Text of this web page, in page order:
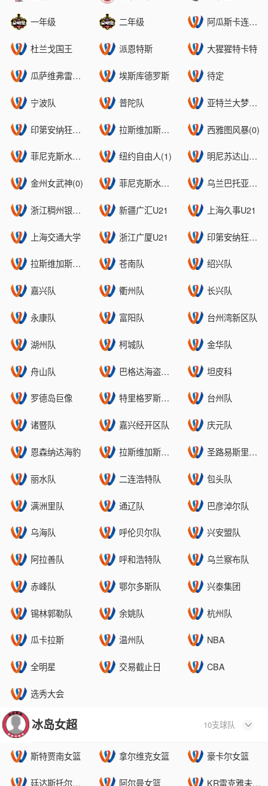
一年级 二年级 阿瓜斯卡连特斯公鸡
杜兰戈国王 派恩特斯 大猩猩特卡特
瓜萨维弗雷勒斯 埃斯库德罗斯 待定
宁波队 普陀队 亚特兰大梦想(1)
印第安纳狂热(0) 拉斯维加斯王牌(1) 西雅图风暴(0)
菲尼克斯水星(0) 纽约自由人(1) 明尼苏达山猫(1)
金州女武神(0) 菲尼克斯水星(1) 乌兰巴托亚马逊女篮
浙江稠州银行U21 新疆广汇U21 上海久事U21
上海交通大学 浙江广厦U21 印第安纳狂热(1)
拉斯维加斯王牌(0) 苍南队 绍兴队
嘉兴队 衢州队 长兴队
永康队 富阳队 台州湾新区队
湖州队 柯城队 金华队
舟山队 巴格达海盗马塔莫罗斯 坦皮科
罗德岛巨像 特里格罗斯山谷 台州队
诸暨队 嘉兴经开区队 庆元队
恩森纳达海豹 拉斯维加斯王牌(3) 圣路易斯里奥科罗拉多
丽水队 二连浩特队 包头队
满洲里队 通辽队 巴彦淖尔队
乌海队 呼伦贝尔队 兴安盟队
阿拉善队 呼和浩特队 乌兰察布队
赤峰队 鄂尔多斯队 兴泰集团
锡林郭勒队 余姚队 杭州队
瓜卡拉斯 温州队 NBA
全明星 交易截止日 CBA
选秀大会
冰岛女超 10支球队 
斯特贾南女篮 拿尔维克女篮 豪卡尔女篮
廷达斯托尔女篮 阿尔曼女篮 KR雷克雅未克女篮